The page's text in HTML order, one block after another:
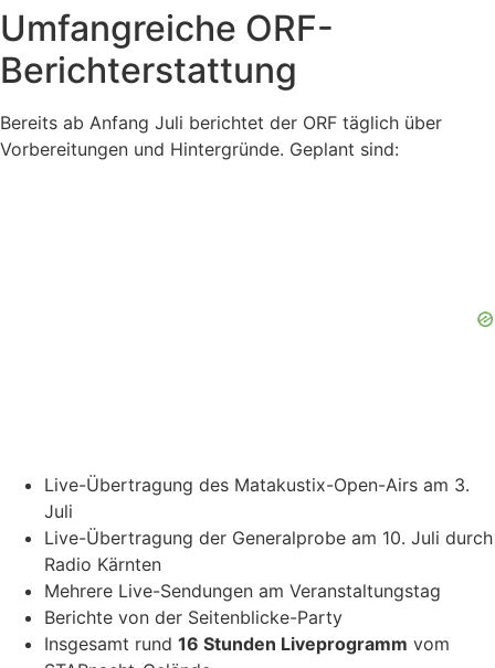
Umfangreiche ORF-
Berichterstattung
Bereits ab Anfang Juli berichtet der ORF täglich über
Vorbereitungen und Hintergründe. Geplant sind:
Live-Übertragung des Matakustix-Open-Airs am 3.
Juli
Live-Übertragung der Generalprobe am 10. Juli durch
Radio Kärnten
Mehrere Live-Sendungen am Veranstaltungstag
Berichte von der Seitenblicke-Party
Insgesamt rund 16 Stunden Liveprogramm vom